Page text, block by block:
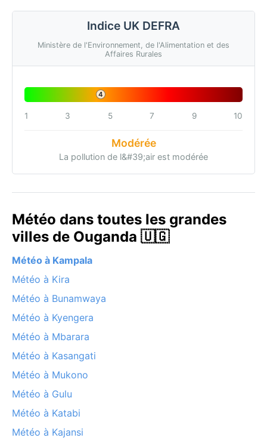
Indice UK DEFRA
Ministère de l'Environnement, de l'Alimentation et des
Affaires Rurales
4
1 3 5 7 9 10
Modérée
La pollution de l&#39;air est modérée
Météo dans toutes les grandes
villes de Ouganda 🇺🇬
Météo à Kampala
Météo à Kira
Météo à Bunamwaya
Météo à Kyengera
Météo à Mbarara
Météo à Kasangati
Météo à Mukono
Météo à Gulu
Météo à Katabi
Météo à Kajansi